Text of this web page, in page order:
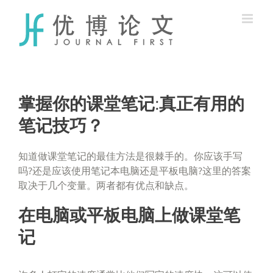
content
掌握你的课堂笔记:真正有用的
笔记技巧？
知道做课堂笔记的最佳方法是很棘手的。你应该手写
吗?还是应该使用笔记本电脑还是平板电脑?这里的答案
取决于几个变量。两者都有优点和缺点。
在电脑或平板电脑上做课堂笔
记